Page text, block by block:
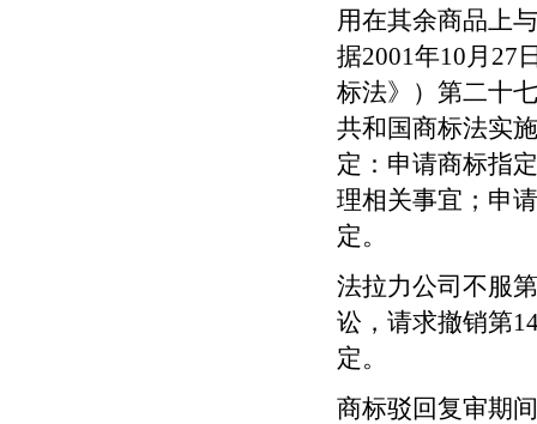
用在其余商品上
据2001年10月 27
标法》）第二十
共和国商标法实
定：申请商标指
理相关事宜；申
定。
法拉力公司不服第
讼，请求撤销第
定。
商标驳回复审期